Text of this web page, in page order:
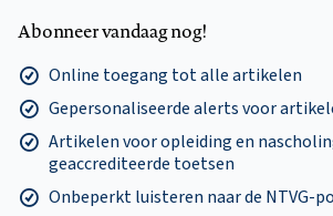
Abonneer vandaag nog!
Online toegang tot alle artikelen
Gepersonaliseerde alerts voor
Artikelen voor opleiding en
geaccrediteerde toetsen
Onbeperkt luisteren naar de NTVG-